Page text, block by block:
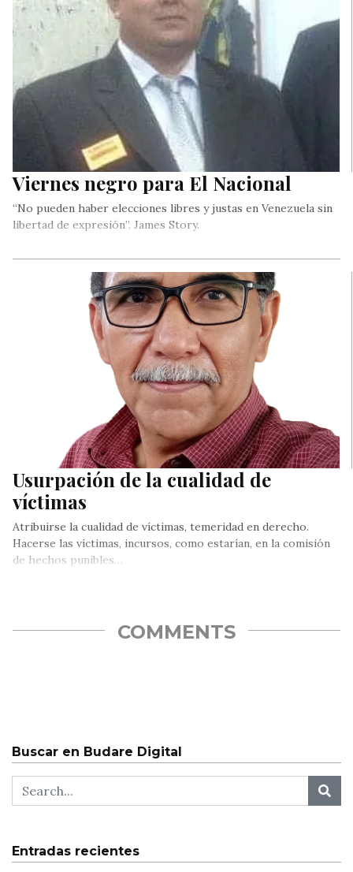
Viernes negro para El Nacional
“No pueden haber elecciones libres y justas en Venezuela sin
libertad de expresión”. James Story.
Usurpación de la cualidad de
víctimas
Atribuirse la cualidad de víctimas, temeridad en derecho.
Hacerse las víctimas, incursos, como estarían, en la comisión
de hechos punibles…
COMMENTS
Buscar en Budare Digital
Entradas recientes